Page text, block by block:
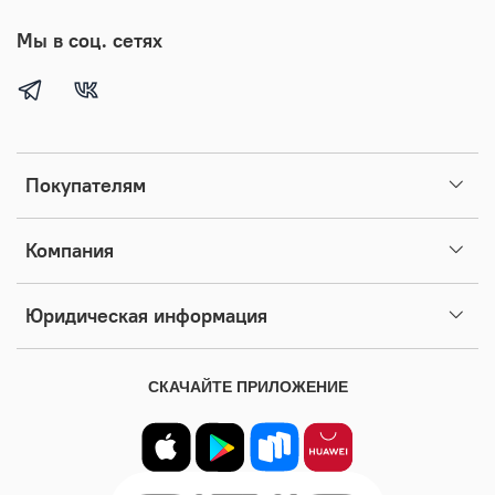
Покупателям
Компания
Юридическая информация
Мы в соц. сетях
СКАЧАЙТЕ ПРИЛОЖЕНИЕ